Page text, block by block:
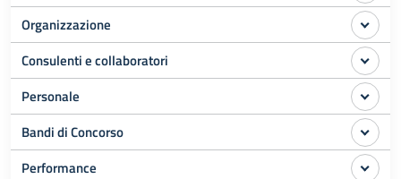
Organizzazione
Consulenti e collaboratori
Personale
Bandi di Concorso
Performance